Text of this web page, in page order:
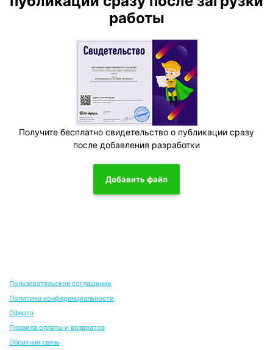
работы
Получите бесплатно свидетельство о публикации сразу
после добавления разработки
Добавить файл
Пользовательское соглашение
Политика конфиденциальности
Оферта
Правила оплаты и возвратов
Обратная связь